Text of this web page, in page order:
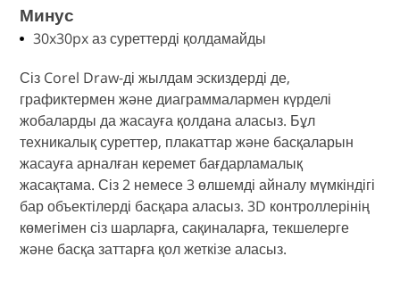
Минус
30x30px аз суреттерді қолдамайды
Сіз Corel Draw-ді жылдам эскиздерді де,
графиктермен және диаграммалармен күрделі
жобаларды да жасауға қолдана аласыз. Бұл
техникалық суреттер, плакаттар және басқаларын
жасауға арналған керемет бағдарламалық
жасақтама. Сіз 2 немесе 3 өлшемді айналу мүмкіндігі
бар объектілерді басқара аласыз. 3D контроллерінің
көмегімен сіз шарларға, сақиналарға, текшелерге
және басқа заттарға қол жеткізе аласыз.